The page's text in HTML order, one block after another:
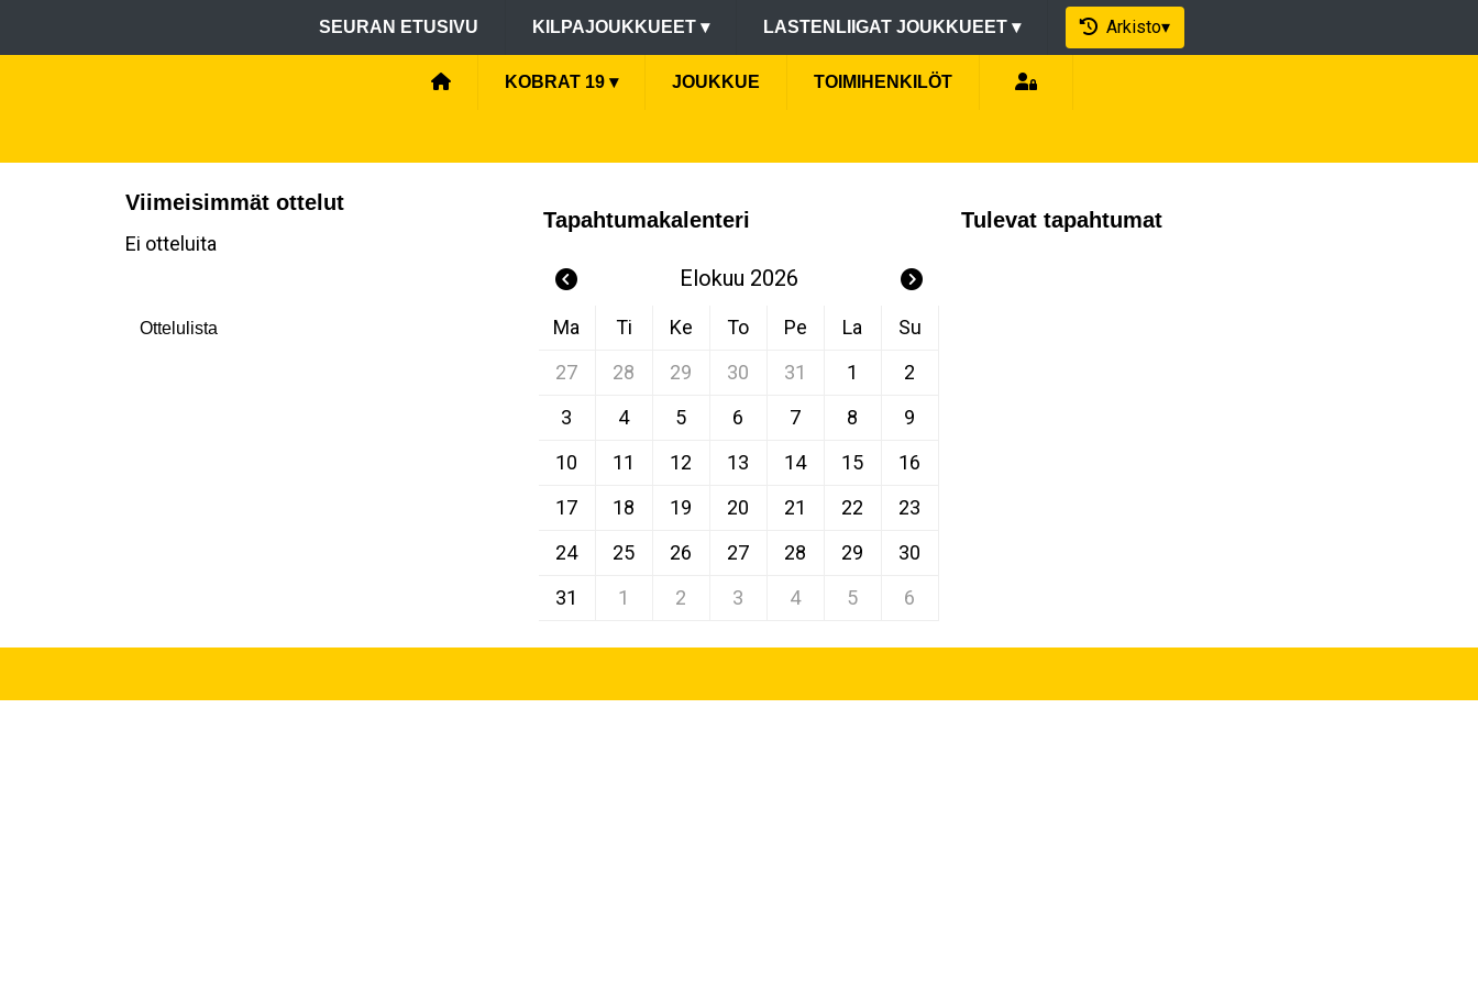
SEURAN ETUSIVU KILPAJOUKKUEET ▾ LASTENLIIGAT JOUKKUEET ▾ Arkisto▾
KOBRAT 19 ▾ JOUKKUE TOIMIHENKILÖT
Viimeisimmät ottelut
Ei otteluita
Ottelulista
Tapahtumakalenteri
Elokuu 2026
Ma Ti Ke To Pe La
Su
27
28 29 30 31 1
2
3
4 5 6 7 8
9
10
11 12 13 14 15
16
17
18 19 20 21 22
23
24
25 26 27 28 29
30
31
1 2 3 4 5 6
Tulevat tapahtumat